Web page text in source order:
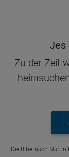
Jes
Zu der Zeit
Die Bibel nach